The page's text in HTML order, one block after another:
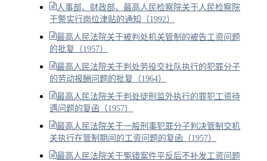
人事部、财政部、最高人民检察院关于人民检察院
干警实行岗位津贴的通知（1992）
最高人民法院关于被判处机关管制的被告工资问题
的批复（1957）
最高人民法院关于判处劳役交社队执行的犯罪分子
的劳动报酬问题的批复（1964）
最高人民法院关于判处徒刑监外执行的罪犯工资待
遇问题的复函（1957）
最高人民法院关于一般刑事犯罪分子判决管制交机
关执行在管制期间的工资问题的复函（1957）
最高人民法院关于冤错案件平反后不补发工资问题